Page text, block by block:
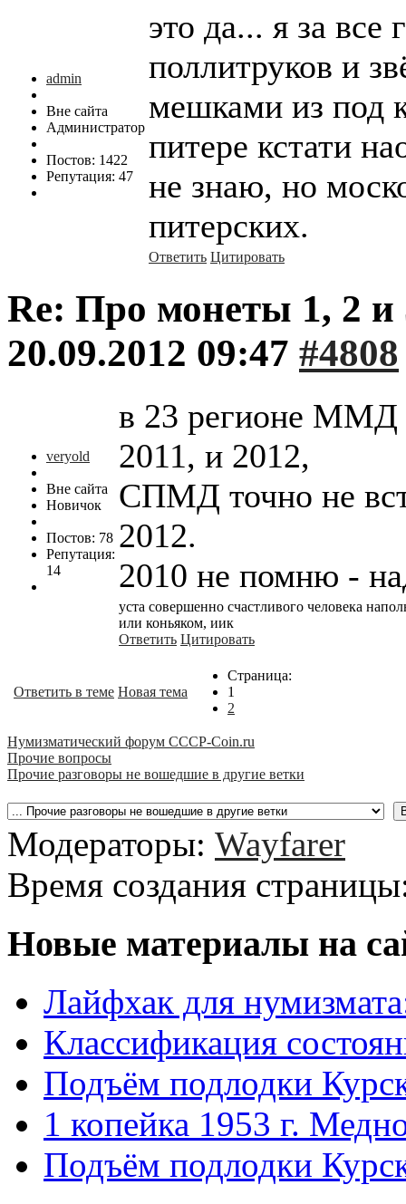
admin
Вне сайта
Администратор
Постов: 1422
Репутация: 47
это да... я за
поллитруков и
мешками из под
питере кстати
не знаю, но
питерских.
Ответить Цитировать
Re: Про монеты 1, 2 и
20.09.2012 09:47 #4808
veryold
Вне сайта
Новичок
Постов: 78
Репутация:
14
в 23 регионе ММД
2011, и 2012,
СПМД точно не
2012.
2010 не помню -
уста совершенно счастливого человека
или коньяком, иик
Ответить Цитировать
Ответить в теме Новая тема
Страница:
1
2
Нумизматический форум CCCP-Coin.ru
Прочие вопросы
Прочие разговоры не вошедшие в другие ветки
Модераторы: Wayfarer
Время создания
Новые материалы на
Лайфхак для
Классификация
Подъём подлодки
1 копейка 1953 г.
Подъём подлодки